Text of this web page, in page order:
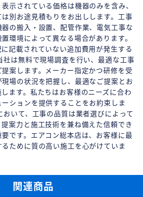
示されている価格は機器のみを含み、
別お途見積もりをお出しします。工事
の搬入・設置、配管作業、電気工事な
環境によって異なる場合があります。
記載されていない追加費用が発生する
社は無料で現場調査を行い、最適な工事
案します。メーカー指定かつ研修を受
場の状況を把握し、最適なご提案とお
ます。私たちはお客様のニーズに合わ
ションを提供することをお約束しま
おいて、工事の品質は業者選びによって
案力と施工技術を兼ね備えた信頼でき
です。エアコン総本店は、お客様に最
ために質の高い施工を心がけていま
関連商品